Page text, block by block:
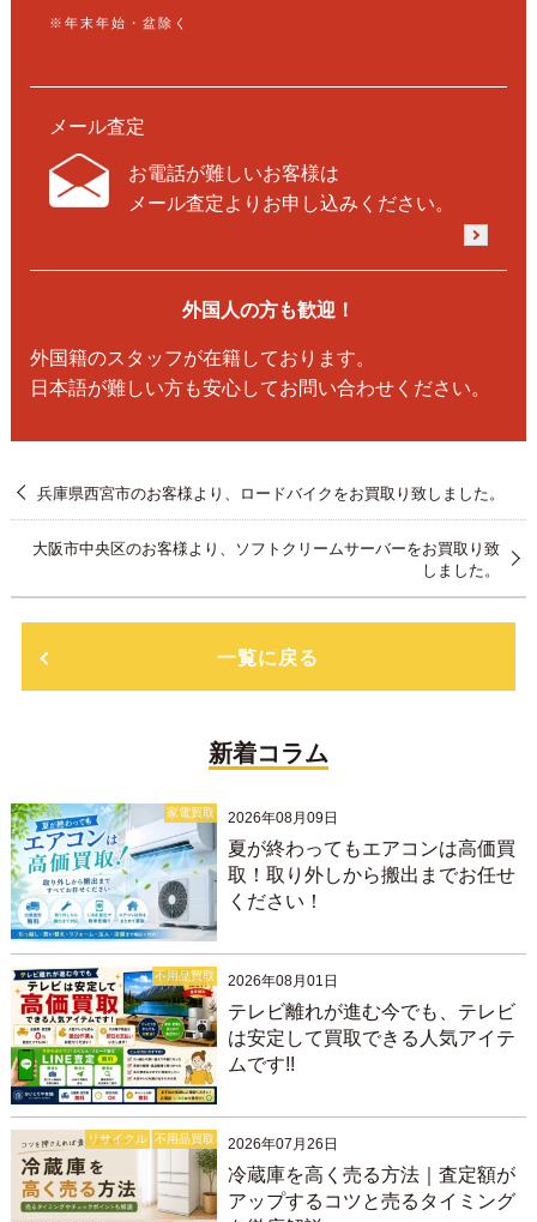
※年末年始・盆除く
メール査定
お電話が難しいお客様は
メール査定よりお申し込みください。
外国人の方も歓迎！
外国籍のスタッフが在籍しております。
日本語が難しい方も安心してお問い合わせください。
兵庫県西宮市のお客様より、ロードバイクをお買取り致しました。
大阪市中央区のお客様より、ソフトクリームサーバーをお買取り致
しました。
一覧に戻る
新着コラム
家電買取 2026年08月09日
夏が終わってもエアコンは高価買
取！取り外しから搬出までお任せ
ください！
不用品買取 2026年08月01日
テレビ離れが進む今でも、テレビ
は安定して買取できる人気アイテ
ムです!!
リサイクル 不用品買取 2026年07月26日
冷蔵庫を高く売る方法｜査定額が
アップするコツと売るタイミング